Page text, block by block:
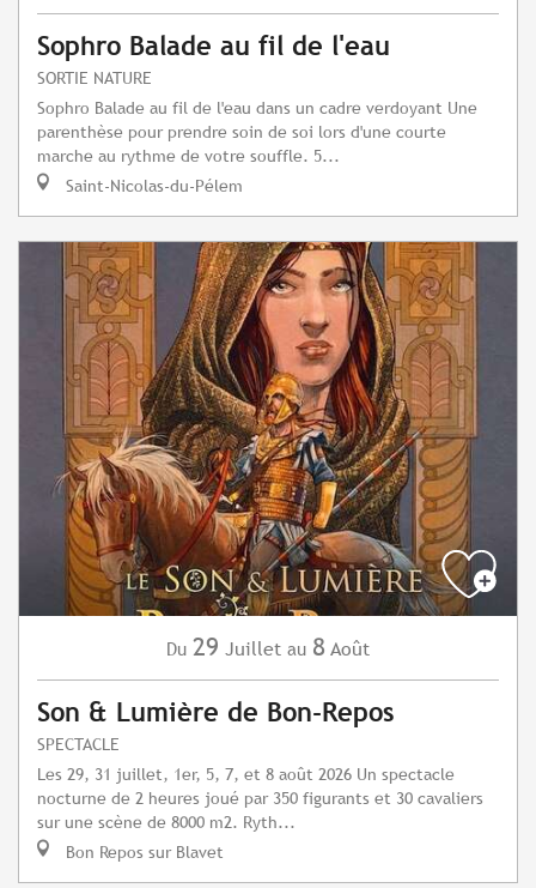
Sophro Balade au fil de l'eau
SORTIE NATURE
Sophro Balade au fil de l'eau dans un cadre verdoyant Une
parenthèse pour prendre soin de soi lors d'une courte
marche au rythme de votre souffle. 5...
Saint-Nicolas-du-Pélem
Du 29 Juillet au 8 Août
Son & Lumière de Bon-Repos
SPECTACLE
Les 29, 31 juillet, 1er, 5, 7, et 8 août 2026 Un spectacle
nocturne de 2 heures joué par 350 figurants et 30 cavaliers
sur une scène de 8000 m2. Ryth...
Bon Repos sur Blavet